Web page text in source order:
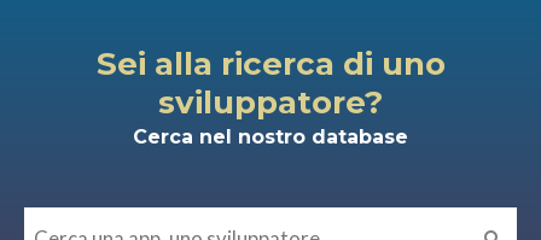
Sei alla ricerca di uno
sviluppatore?
Cerca nel nostro database